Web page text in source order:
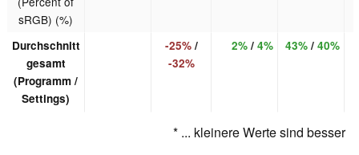
sRGB) (%)
Durchschnitt
gesamt
(Programm /
Settings)
-25%/
-32%
2%/ 4% 43%/ 40%
* ... kleinere Werte sind besser